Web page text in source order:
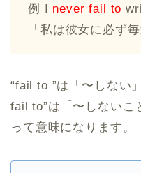
例 I never fail to
「私は彼女に必ず
“fail to ”は「〜しない
fail to”は「〜しないこ
って意味になります。